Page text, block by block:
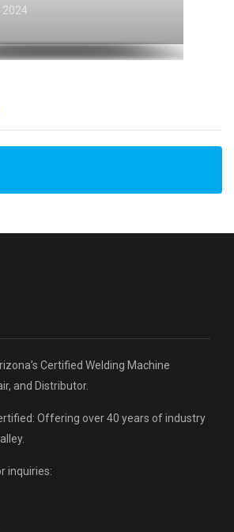
2024
Certified Welding Machine
and Distributor.
Offering over 40 years of industry
inquiries: